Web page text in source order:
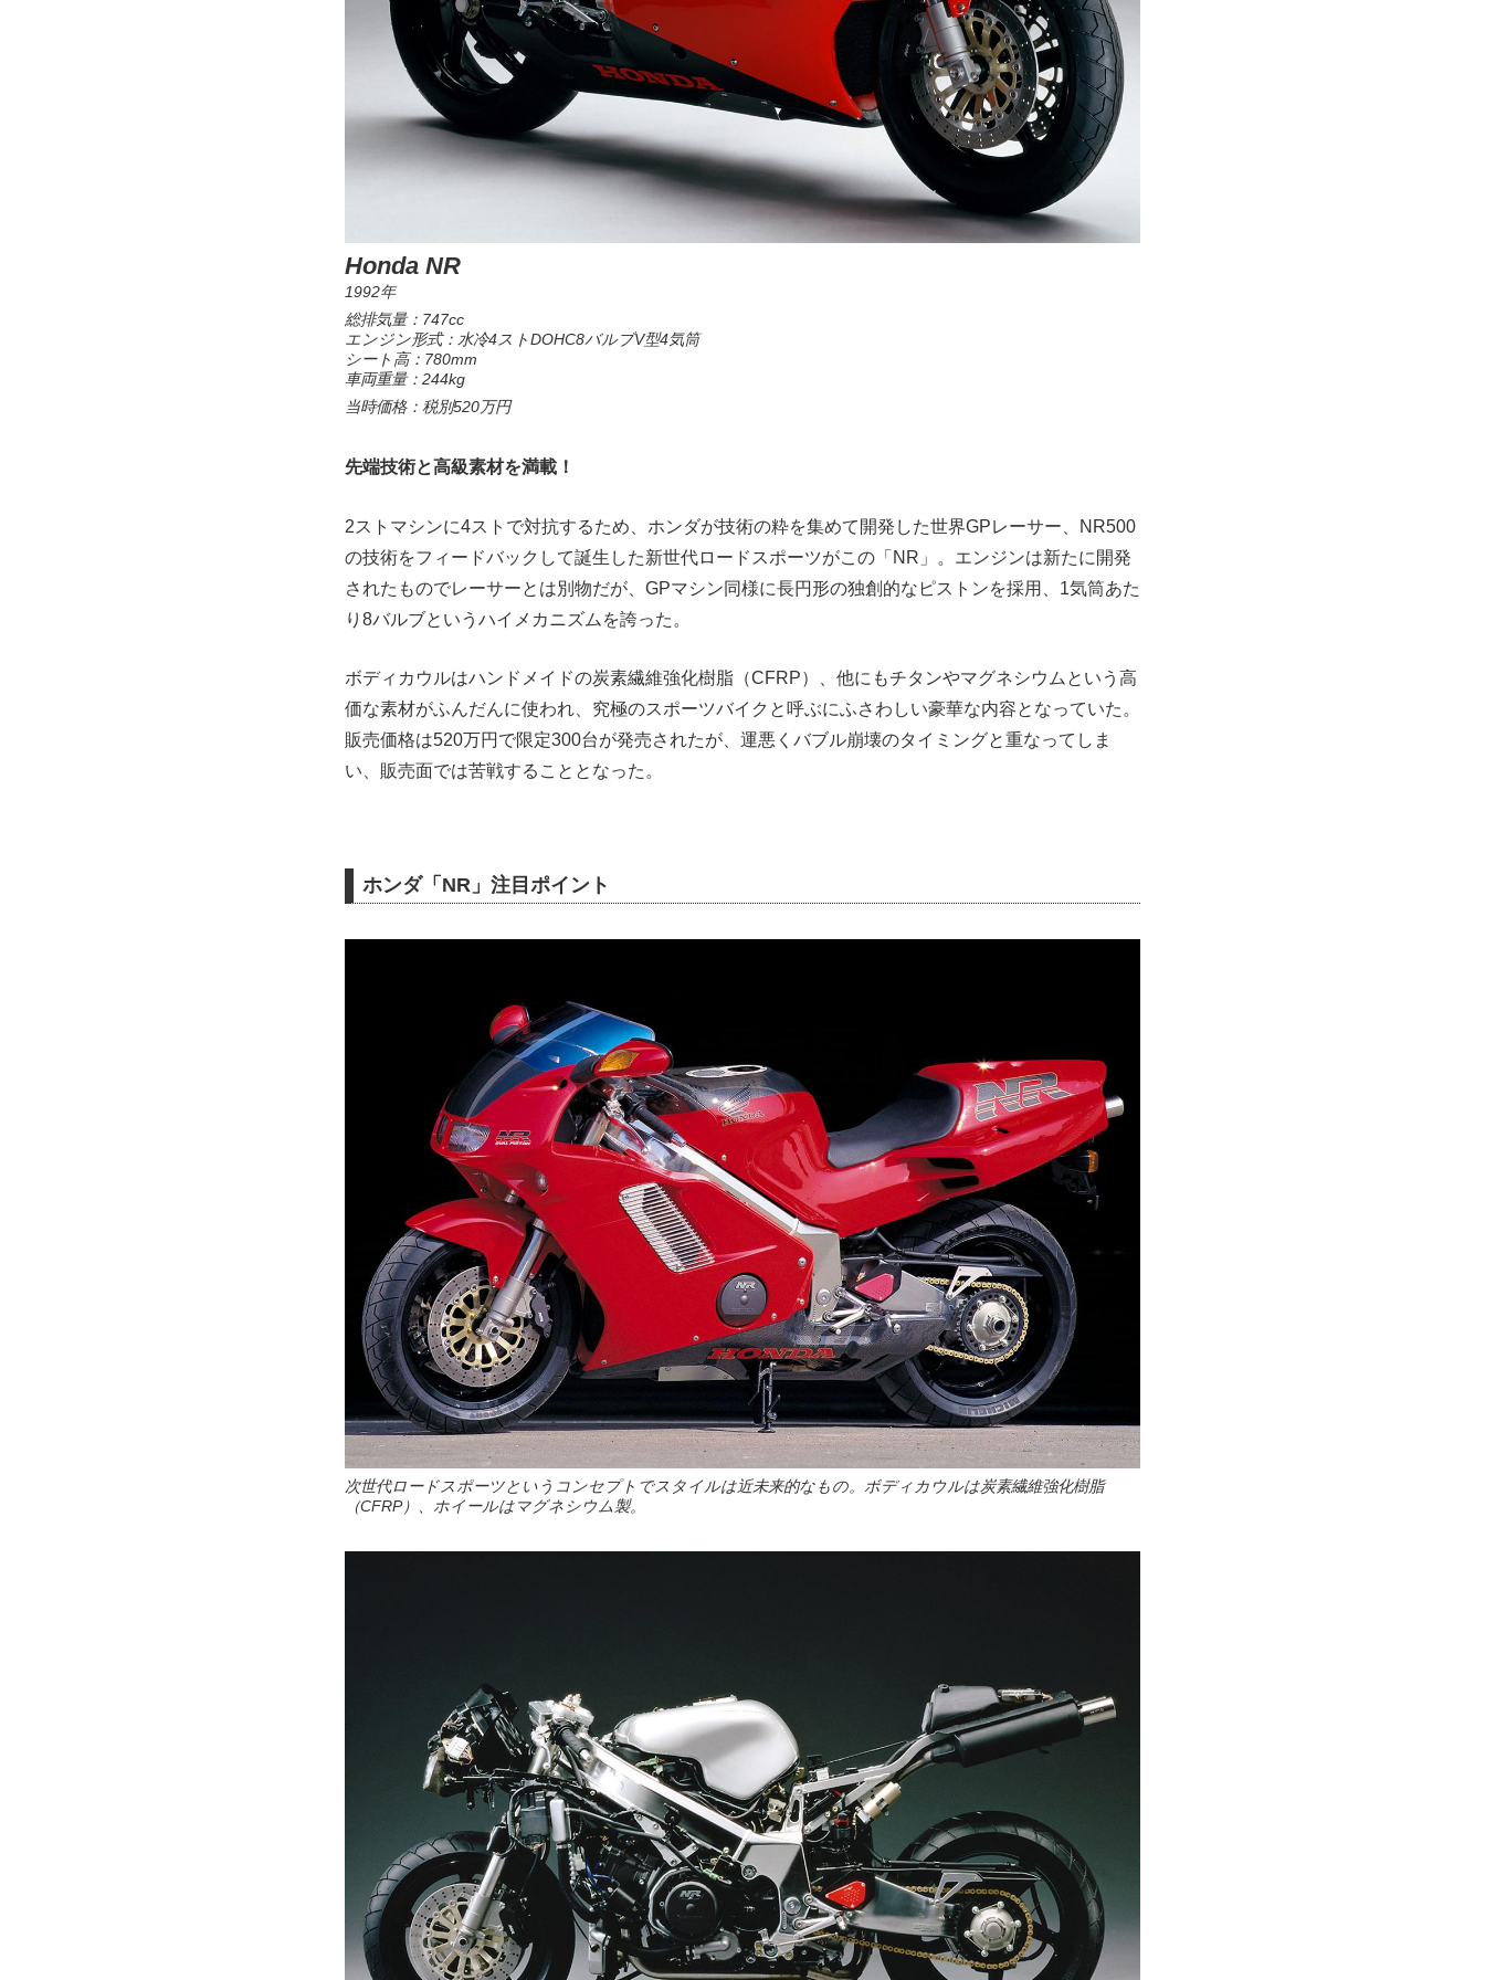
Honda NR
1992年
総排気量：747cc
エンジン形式：水冷4ストDOHC8バルブV型4気筒
シート高：780mm
車両重量：244kg
当時価格：税別520万円
先端技術と高級素材を満載！
2ストマシンに4ストで対抗するため、ホンダが技術の粋を集めて開発した世界GPレーサー、NR500
の技術をフィードバックして誕生した新世代ロードスポーツがこの「NR」。エンジンは新たに開発
されたものでレーサーとは別物だが、GPマシン同様に長円形の独創的なピストンを採用、1気筒あた
り8バルブというハイメカニズムを誇った。
ボディカウルはハンドメイドの炭素繊維強化樹脂（CFRP）、他にもチタンやマグネシウムという高
価な素材がふんだんに使われ、究極のスポーツバイクと呼ぶにふさわしい豪華な内容となっていた。
販売価格は520万円で限定300台が発売されたが、運悪くバブル崩壊のタイミングと重なってしま
い、販売面では苦戦することとなった。
ホンダ「NR」注目ポイント
次世代ロードスポーツというコンセプトでスタイルは近未来的なもの。ボディカウルは炭素繊維強化樹脂
（CFRP）、ホイールはマグネシウム製。